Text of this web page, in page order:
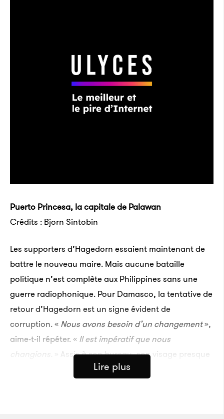
Puerto Princesa, la capitale de Palawan
Crédits : Bjorn Sintobin
Les supporters d’Hagedorn essaient maintenant de
battre le nouveau maire. Mais aucune bataille
politique n’est complète aux Philippines sans une
guerre radiophonique. Pour Damasco, la tentative de
retour d’Hagedorn est un signe évident de
corruption. « Nous avons besoin d’un changement»,
aime-t-il répéter. « Il est impératif que nous
changions.
» Assis à son bureau, son visage presque
entièrement caché par un énorme microphone, il
Lire plus